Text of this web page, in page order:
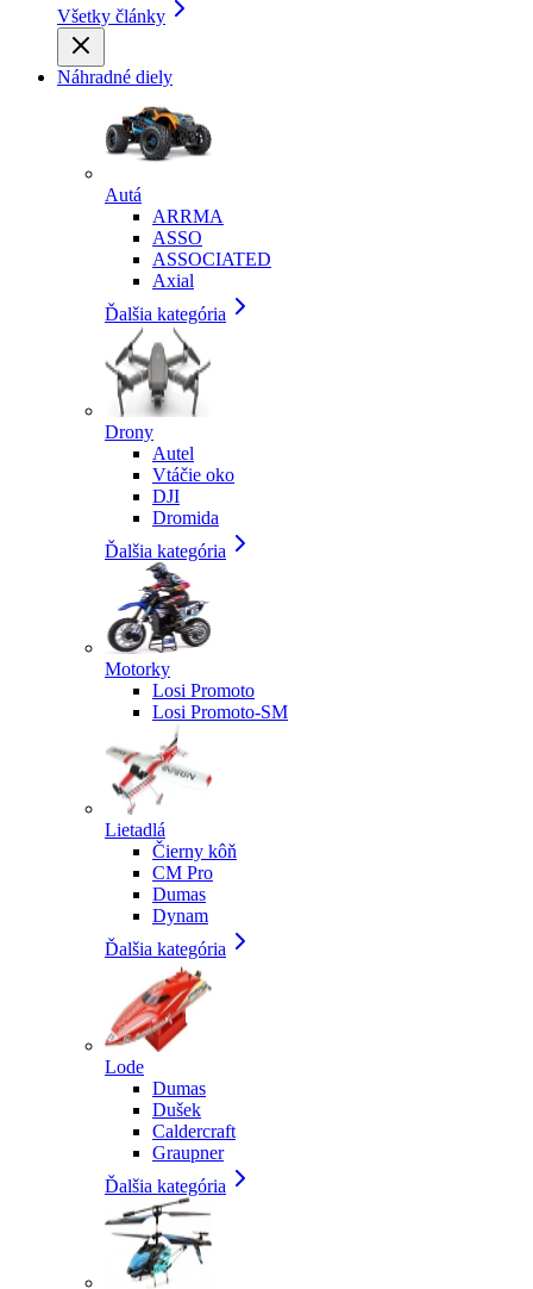
Všetky články
Náhradné diely
Autá
ARRMA
ASSO
ASSOCIATED
Axial
Ďalšia kategória
Drony
Autel
Vtáčie oko
DJI
Dromida
Ďalšia kategória
Motorky
Losi Promoto
Losi Promoto-SM
Lietadlá
Čierny kôň
CM Pro
Dumas
Dynam
Ďalšia kategória
Lode
Dumas
Dušek
Caldercraft
Graupner
Ďalšia kategória